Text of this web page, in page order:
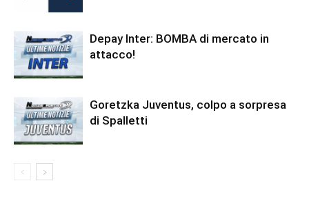
Depay Inter: BOMBA di mercato in
attacco!
Goretzka Juventus, colpo a sorpresa
di Spalletti